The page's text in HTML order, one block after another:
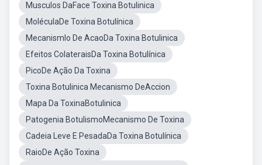
Musculos DaFace Toxina Botulinica
MoléculaDe Toxina Botulínica
Mecanismlo De AcaoDa Toxina Botulinica
Efeitos ColateraisDa Toxina Botulínica
PicoDe Ação Da Toxina
Toxina Botulinica Mecanismo DeAccion
Mapa Da ToxinaBotulinica
Patogenia BotulismoMecanismo De Toxina
Cadeia Leve E PesadaDa Toxina Botulínica
RaioDe Ação Toxina